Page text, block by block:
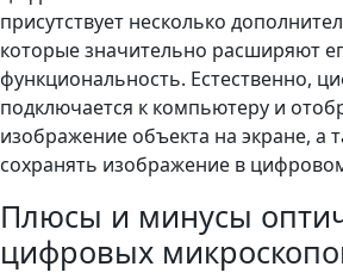
присутствует несколько
которые значительно расширяют
функциональность. Естественно,
подключается к компьютеру и
изображение объекта на экране, а
сохранять изображение в
Плюсы и минусы
цифровых